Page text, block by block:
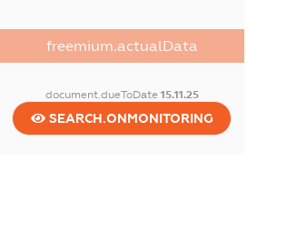
freemium.actualData
document.dueToDate 15.11.25
SEARCH.ONMONITORING